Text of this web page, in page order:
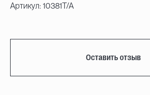
Артикул: 10381T/A
Оставить отзыв